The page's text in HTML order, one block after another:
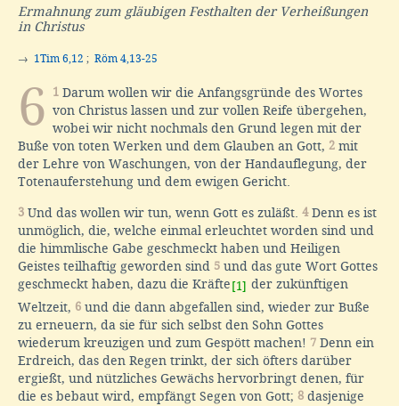
Ermahnung zum gläubigen Festhalten der Verheißungen
in Christus
→ 1Tim 6,12 ; Röm 4,13-25
6 1 Darum wollen wir die Anfangsgründe des Wortes
von Christus lassen und zur vollen Reife übergehen,
wobei wir nicht nochmals den Grund legen mit der
Buße von toten Werken und dem Glauben an Gott, 2 mit
der Lehre von Waschungen, von der Handauflegung, der
Totenauferstehung und dem ewigen Gericht.
3 Und das wollen wir tun, wenn Gott es zuläßt. 4Denn es ist
unmöglich, die, welche einmal erleuchtet worden sind und
die himmlische Gabe geschmeckt haben und Heiligen
Geistes teilhaftig geworden sind 5 und das gute Wort Gottes
geschmeckt haben, dazu die Kräfte [1] der zukünftigen
Weltzeit, 6 und die dann abgefallen sind, wieder zur Buße
zu erneuern, da sie für sich selbst den Sohn Gottes
wiederum kreuzigen und zum Gespött machen! 7 Denn ein
Erdreich, das den Regen trinkt, der sich öfters darüber
ergießt, und nützliches Gewächs hervorbringt denen, für
die es bebaut wird, empfängt Segen von Gott; 8 dasjenige